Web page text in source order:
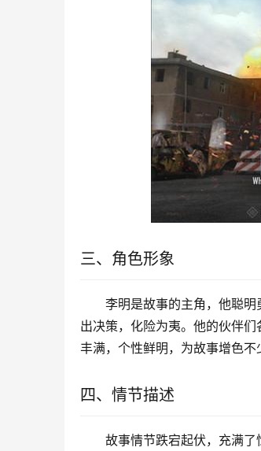
三、角色形象
李明是故事的主角，他聪
出决策，化险为夷。他的伙伴
丰满，个性鲜明，为故事增色不
四、情节描述
故事情节跌宕起伏，充满了